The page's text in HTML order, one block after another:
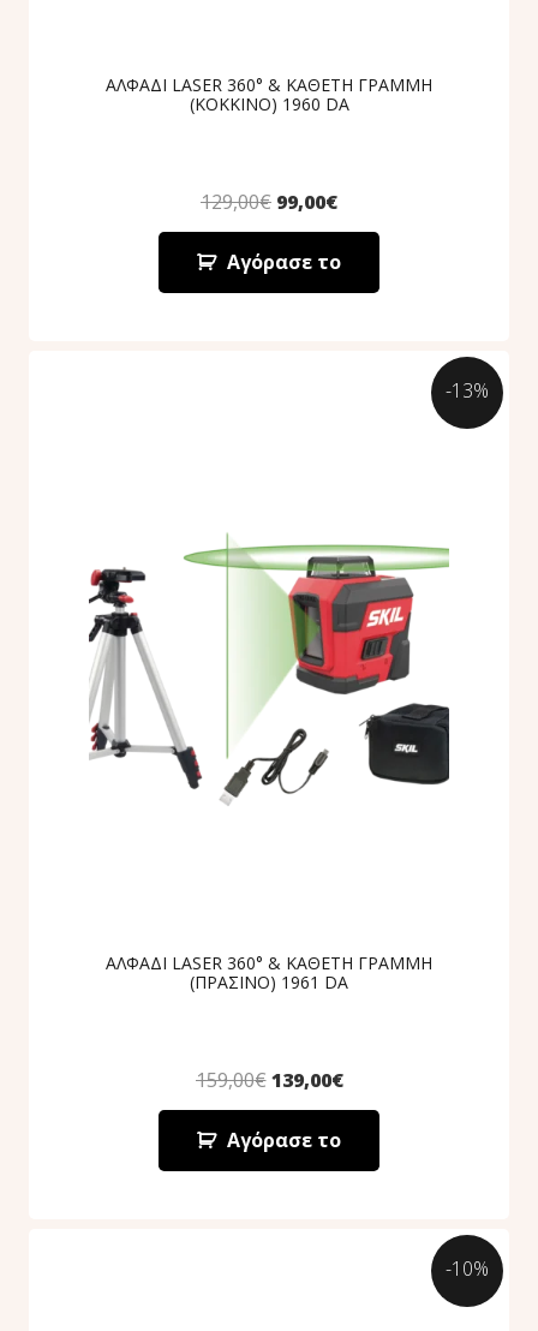
ΑΛΦΑΔΙ LASER 360° & ΚΑΘΕΤΗ ΓΡΑΜΜΗ
(ΚΟΚΚΙΝΟ) 1960 DA
129,00€ 99,00€
Αγόρασε το
ΑΛΦΑΔΙ LASER 360° & ΚΑΘΕΤΗ ΓΡΑΜΜΗ
(ΠΡΑΣΙΝΟ) 1961 DA
159,00€ 139,00€
Αγόρασε το
-13%
-10%